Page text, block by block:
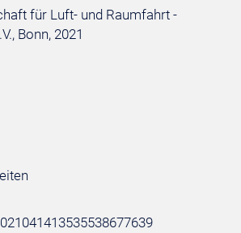
für Luft- und Raumfahrt -
Bonn, 2021